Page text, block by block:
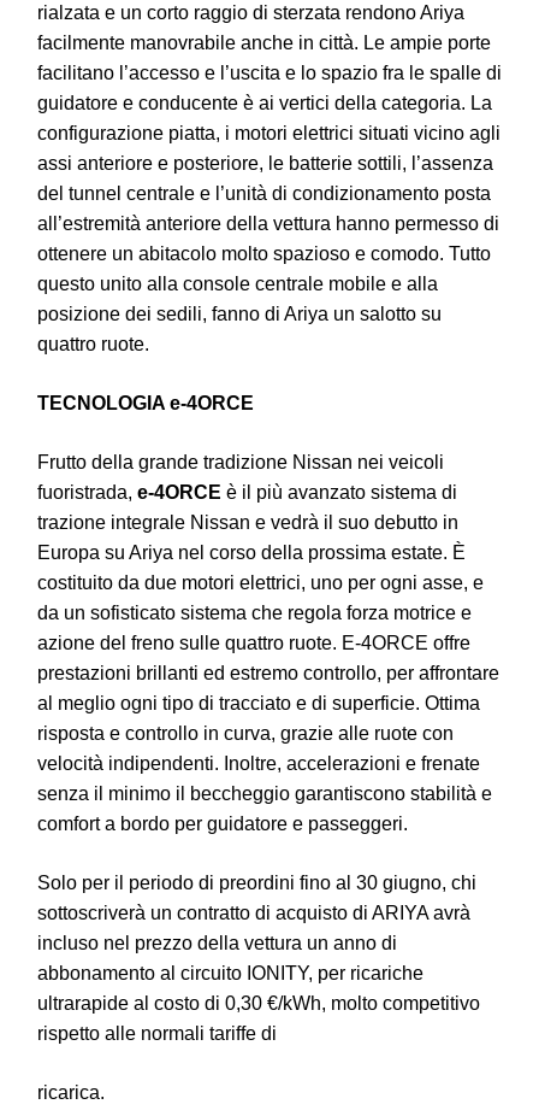
rialzata e un corto raggio di sterzata rendono Ariya
facilmente manovrabile anche in città. Le ampie porte
facilitano l’accesso e l’uscita e lo spazio fra le spalle di
guidatore e conducente è ai vertici della categoria. La
configurazione piatta, i motori elettrici situati vicino agli
assi anteriore e posteriore, le batterie sottili, l’assenza
del tunnel centrale e l’unità di condizionamento posta
all’estremità anteriore della vettura hanno permesso di
ottenere un abitacolo molto spazioso e comodo. Tutto
questo unito alla console centrale mobile e alla
posizione dei sedili, fanno di Ariya un salotto su
quattro ruote.
TECNOLOGIA e-4ORCE
Frutto della grande tradizione Nissan nei veicoli
fuoristrada, e-4ORCE è il più avanzato sistema di
trazione integrale Nissan e vedrà il suo debutto in
Europa su Ariya nel corso della prossima estate. È
costituito da due motori elettrici, uno per ogni asse, e
da un sofisticato sistema che regola forza motrice e
azione del freno sulle quattro ruote. E-4ORCE offre
prestazioni brillanti ed estremo controllo, per affrontare
al meglio ogni tipo di tracciato e di superficie. Ottima
risposta e controllo in curva, grazie alle ruote con
velocità indipendenti. Inoltre, accelerazioni e frenate
senza il minimo il beccheggio garantiscono stabilità e
comfort a bordo per guidatore e passeggeri.
Solo per il periodo di preordini fino al 30 giugno, chi
sottoscriverà un contratto di acquisto di ARIYA avrà
incluso nel prezzo della vettura un anno di
abbonamento al circuito IONITY, per ricariche
ultrarapide al costo di 0,30 €/kWh, molto competitivo
rispetto alle normali tariffe di
ricarica.